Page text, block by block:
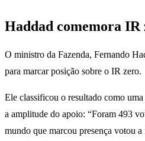
Haddad comemora IR
O ministro da Fazenda, Fernando
para marcar posição sobre o IR zero.
Ele classificou o resultado como
a amplitude do apoio: “Foram 493
mundo que marcou presença votou